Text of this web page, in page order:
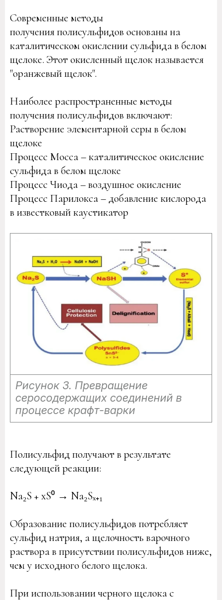
Современные методы
получения полисульфидов основаны на
каталитическом окислении сульфида в белом
щелоке. Этот окисленный щелок называется
"оранжевый щелок".
Наиболее распространенные методы
получения полисульфидов включают:
Растворение элементарной серы в белом
щелоке
Процесс Мосса – каталитическое окисление
сульфида в белом щелоке
Процесс Чиода – воздушное окисление
Процесс Парилокса – добавление кислорода
в известковый каустикатор
Рисунок 3. Превращение
серосодержащих соединений в
процессе крафт-варки
Полиcульфид получают в результате
следующей реакции:
Na₂S + xS⁰ → Na₂Sₓ₊₁
Образование полисульфидов потребляет
сульфид натрия, а щелочность варочного
раствора в присутствии полисульфидов ниже,
чем у исходного белого щелока.
При использовании черного щелока с